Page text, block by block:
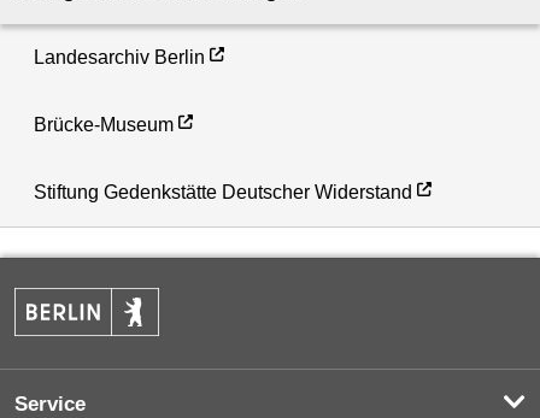
Landesarchiv Berlin
Brücke-Museum
Stiftung Gedenkstätte Deutscher Widerstand
Service